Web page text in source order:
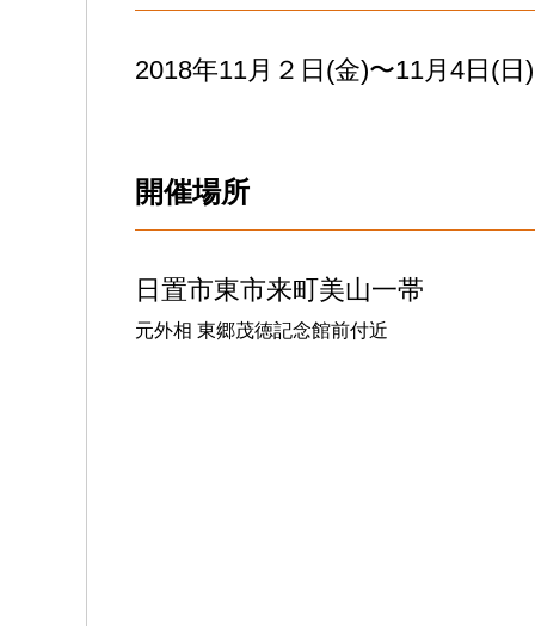
2018年11月２日(金)〜11月4日(
開催場所
日置市東市来町美山一帯
元外相 東郷茂徳記念館前付近